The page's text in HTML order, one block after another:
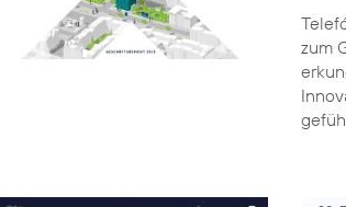
zum